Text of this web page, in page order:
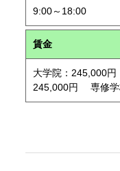
9:00～18:00
賃金
大学院：245,000
245,000円 専修学